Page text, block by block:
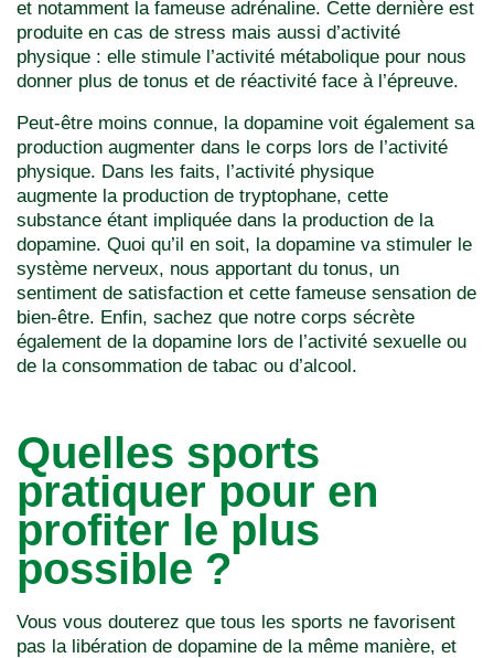
et notamment la fameuse adrénaline. Cette dernière est
produite en cas de stress mais aussi d’activité
physique : elle stimule l’activité métabolique pour nous
donner plus de tonus et de réactivité face à l’épreuve.
Peut-être moins connue, la dopamine voit également sa
production augmenter dans le corps lors de l’activité
physique. Dans les faits, l’activité physique
augmente la production de tryptophane, cette
substance étant impliquée dans la production de la
dopamine. Quoi qu’il en soit, la dopamine va stimuler le
système nerveux, nous apportant du tonus, un
sentiment de satisfaction et cette fameuse sensation de
bien-être. Enfin, sachez que notre corps sécrète
également de la dopamine lors de l’activité sexuelle ou
de la consommation de tabac ou d’alcool.
Quelles sports
pratiquer pour en
profiter le plus
possible ?
Vous vous douterez que tous les sports ne favorisent
pas la libération de dopamine de la même manière, et